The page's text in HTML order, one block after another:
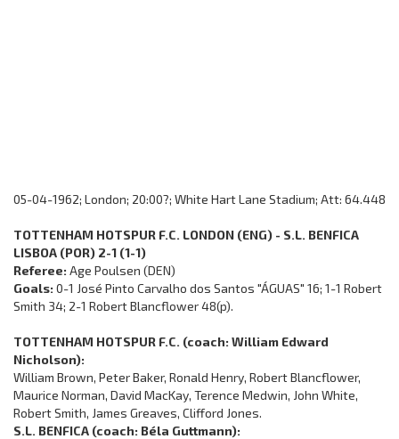
05-04-1962; London; 20:00?; White Hart Lane Stadium; Att: 64.448
TOTTENHAM HOTSPUR F.C. LONDON (ENG) - S.L. BENFICA
LISBOA (POR) 2-1 (1-1)
Referee: Age Poulsen (DEN)
Goals: 0-1 José Pinto Carvalho dos Santos "ÁGUAS" 16; 1-1 Robert
Smith 34; 2-1 Robert Blancflower 48(p).
TOTTENHAM HOTSPUR F.C. (coach: William Edward
Nicholson):
William Brown, Peter Baker, Ronald Henry, Robert Blancflower,
Maurice Norman, David MacKay, Terence Medwin, John White,
Robert Smith, James Greaves, Clifford Jones.
S.L. BENFICA (coach: Béla Guttmann):